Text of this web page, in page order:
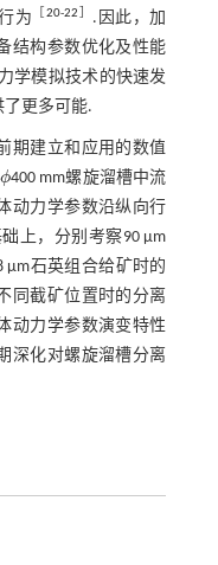
为
20-22
.因此，加
结构参数优化及性能
学模拟技术的快速发
更多可能.
期建立和应用的数值
ϕ
ϕ400 mm螺旋溜槽中流
动力学参数沿纵向行
上，分别考察90 μm
μm石英组合给矿时的
同截矿位置时的分离
动力学参数演变特性
深化对螺旋溜槽分离